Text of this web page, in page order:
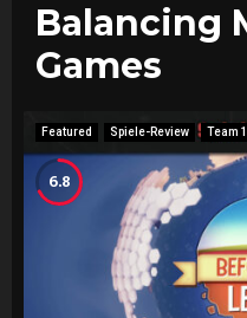
Balancing
Games
Featured Spiele-Review Team
6.8